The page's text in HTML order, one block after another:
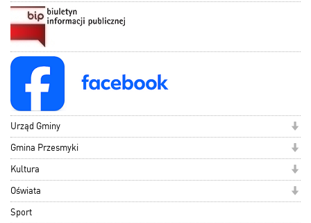
Urząd Gminy
Gmina Przesmyki
Kultura
Oświata
Sport